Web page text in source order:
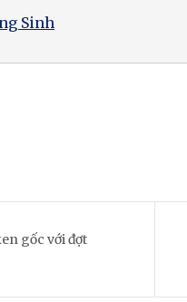
Sinh
gốc với đợt